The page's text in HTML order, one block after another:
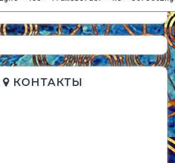
КОНТАКТЫ